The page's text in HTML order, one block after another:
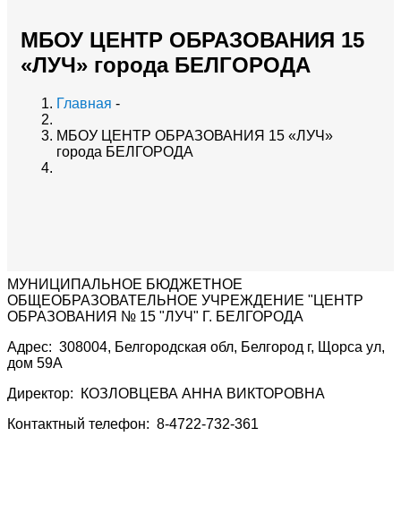
МБОУ ЦЕНТР ОБРАЗОВАНИЯ 15
«ЛУЧ» города БЕЛГОРОДА
Главная -
МБОУ ЦЕНТР ОБРАЗОВАНИЯ 15 «ЛУЧ»
города БЕЛГОРОДА
МУНИЦИПАЛЬНОЕ БЮДЖЕТНОЕ
ОБЩЕОБРАЗОВАТЕЛЬНОЕ УЧРЕЖДЕНИЕ "ЦЕНТР
ОБРАЗОВАНИЯ № 15 "ЛУЧ" Г. БЕЛГОРОДА
Адрес: 308004, Белгородская обл, Белгород г, Щорса ул,
дом 59А
Директор: КОЗЛОВЦЕВА АННА ВИКТОРОВНА
Контактный телефон: 8-4722-732-361